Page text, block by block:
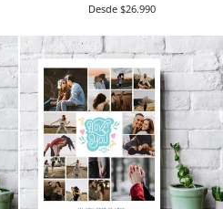
Desde $26.990